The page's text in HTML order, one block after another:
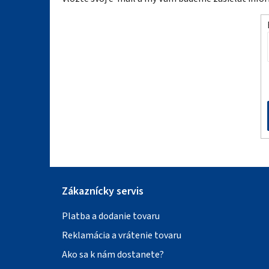
Zákaznícky servis
Platba a dodanie tovaru
Reklamácia a vrátenie tovaru
Ako sa k nám dostanete?